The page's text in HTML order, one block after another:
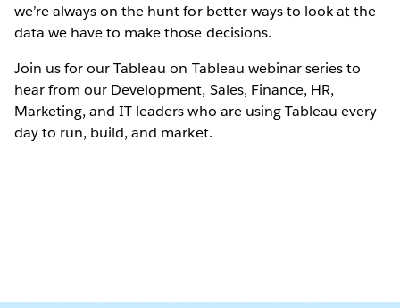
we’re always on the hunt for better ways to look at the
data we have to make those decisions.
Join us for our Tableau on Tableau webinar series to
hear from our Development, Sales, Finance, HR,
Marketing, and IT leaders who are using Tableau every
day to run, build, and market.